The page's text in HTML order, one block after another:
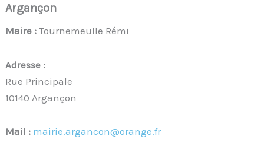
Argançon
Maire :Tournemeulle Rémi
Adresse :
Rue Principale
10140 Argançon
Mail : mairie.argancon@orange.fr